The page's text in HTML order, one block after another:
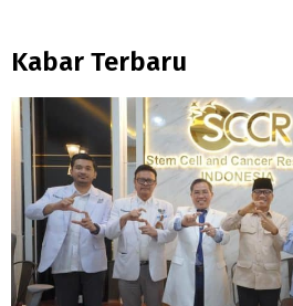
Kabar Terbaru